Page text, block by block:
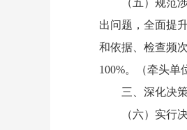
（五）规范涉
出问题，全面提
和依据、检查频
100%。（牵头单
三、深化决策
（六）实行决